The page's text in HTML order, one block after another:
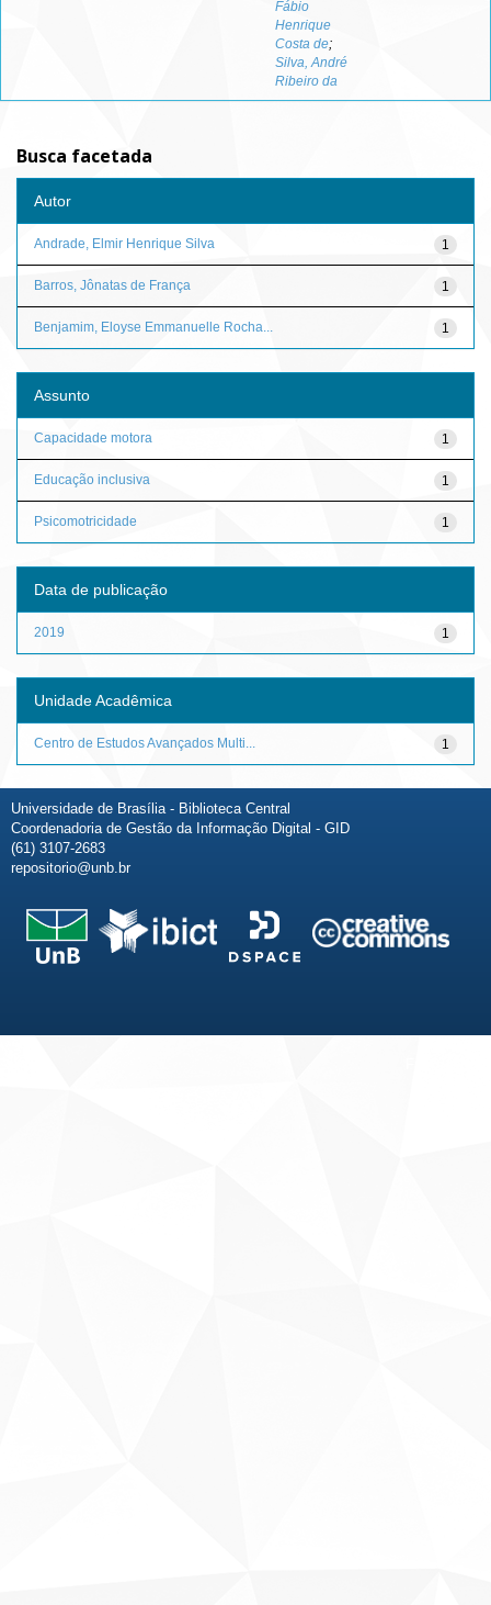
Fábio
Henrique
Costa de;
Silva, André
Ribeiro da
Busca facetada
Autor
1
Andrade, Elmir Henrique Silva
1
Barros, Jônatas de França
1
Benjamim, Eloyse Emmanuelle Rocha...
Assunto
1
Capacidade motora
1
Educação inclusiva
1
Psicomotricidade
Data de publicação
1
2019
Unidade Acadêmica
1
Centro de Estudos Avançados Multi...
Universidade de Brasília - Biblioteca Central
Coordenadoria de Gestão da Informação Digital - GID
(61) 3107-2683
repositorio@unb.br